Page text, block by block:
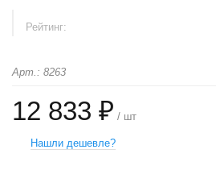
Рейтинг:
Арт.: 8263
12 833 ₽ / шт
Нашли дешевле?